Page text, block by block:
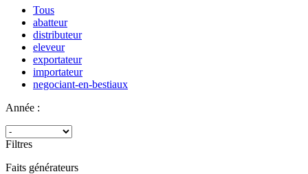
Tous
abatteur
distributeur
eleveur
exportateur
importateur
negociant-en-bestiaux
Année :
Filtres
Faits générateurs